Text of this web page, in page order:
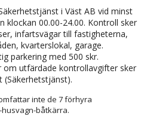
i Väst AB vid minst
klockan 00.00-24.00. Kontroll sker
infartsvägar till fastigheterna,
kvarterslokal, garage.
parkering med 500 skr.
om utfärdade kontrollavgifter sker
(Säkerhetstjänst).
inte de 7 förhyra
båtkärra.